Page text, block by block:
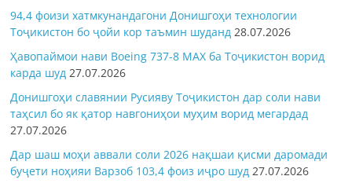
94,4 фоизи хатмкунандагони Донишгоҳи технологии
Тоҷикистон бо ҷойи кор таъмин шуданд 28.07.2026
Ҳавопаймои нави Boeing 737-8 MAX ба Тоҷикистон ворид
карда шуд 27.07.2026
Донишгоҳи славянии Русияву Тоҷикистон дар соли нави
таҳсил бо як қатор навгониҳои муҳим ворид мегардад
27.07.2026
Дар шаш моҳи аввали соли 2026 нақшаи қисми даромади
буҷети ноҳияи Варзоб 103,4 фоиз иҷро шуд 27.07.2026